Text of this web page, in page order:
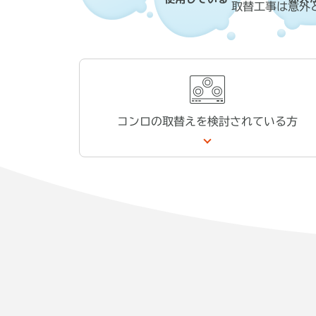
取替工事は意外
コンロの取替えを検討されている方